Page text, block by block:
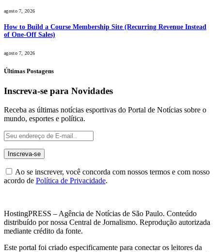
agosto 7, 2026
How to Build a Course Membership Site (Recurring Revenue Instead
of One-Off Sales)
agosto 7, 2026
Últimas Postagens
Inscreva-se para Novidades
Receba as últimas notícias esportivas do Portal de Notícias sobre o
mundo, esportes e política.
Ao se inscrever, você concorda com nossos termos e com nosso
acordo de Política de Privacidade.
HostingPRESS – Agência de Notícias de São Paulo. Conteúdo
distribuído por nossa Central de Jornalismo. Reprodução autorizada
mediante crédito da fonte.
Este portal foi criado especificamente para conectar os leitores da